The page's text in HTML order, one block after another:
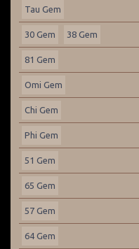
Tau Gem
30 Gem 38 Gem
81 Gem
Omi Gem
Chi Gem
Phi Gem
51 Gem
65 Gem
57 Gem
64 Gem